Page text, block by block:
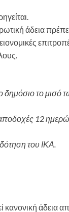
άδεια
δημόσιο το
12
του ΙΚΑ.
άδεια